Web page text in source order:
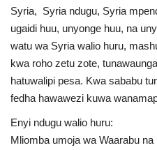
Syria, Syria ndugu, Syria
ugaidi huu, unyonge huu, na
watu wa Syria walio huru,
kwa roho zetu zote,
hatuwalipi pesa. Kwa sababu
fedha hawawezi kuwa
Enyi ndugu walio huru:
Mliomba umoja wa Waarabu